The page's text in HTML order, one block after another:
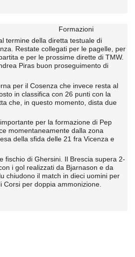
Formazioni
termine della diretta testuale di
Restate collegati per le pagelle, per
e per le prossime dirette di TMW.
Piras buon proseguimento di
per il Cosenza che invece resta al
in classifica con 26 punti con la
che, in questo momento, dista due
per la formazione di Pep
momentaneamente dalla zona
della sfida delle 21 fra Vicenza e
fischio di Ghersini. Il Brescia supera 2-
i gol realizzati da Bjarnason e da
chiudono il match in dieci uomini per
Corsi per doppia ammonizione.